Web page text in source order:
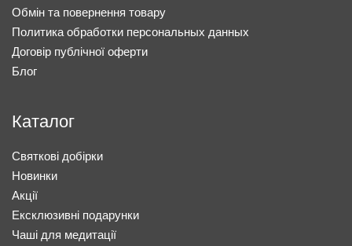
Обмін та повернення товару
Политика обработки персональных данных
Договір публічної оферти
Блог
Каталог
Святкові добірки
Новинки
Акції
Ексклюзивні подарунки
Чаші для медитації